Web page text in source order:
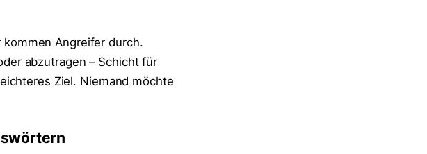
Angreifer durch.
abzutragen – Schicht für
Ziel. Niemand möchte